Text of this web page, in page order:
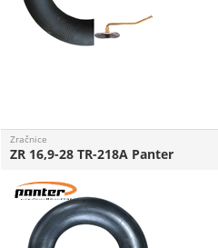
Zračnice
ZR 16,9-28 TR-218A Panter